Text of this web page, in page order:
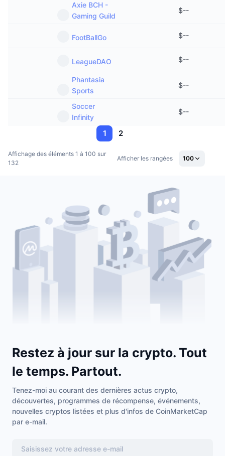
Axie BCH -
Gaming Guild
$--
FootBallGo $--
LeagueDAO $--
Phantasia
Sports
$--
Soccer
Infinity
$--
1 2
Affichage des éléments 1 à 100 sur
132
Afficher les rangées 100
Restez à jour sur la crypto. Tout
le temps. Partout.
Tenez-moi au courant des dernières actus crypto,
découvertes, programmes de récompense, événements,
nouvelles cryptos listées et plus d'infos de CoinMarketCap
par e-mail.